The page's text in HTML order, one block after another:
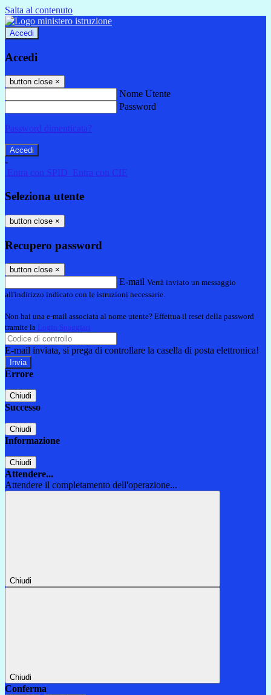
Salta al contenuto
Accedi
Accedi
button close ×
Nome Utente
Password
Password dimenticata?
-
Entra con SPID
Entra con CIE
Seleziona utente
button close ×
Recupero password
button close ×
E-mail Verrà inviato un messaggio
all'indirizzo indicato con le istruzioni necessarie.
Non hai una e-mail associata al nome utente? Effettua il reset della password
tramite la Login Spaggiari
E-mail inviata, si prega di controllare la casella di posta elettronica!
Errore
Chiudi
Successo
Chiudi
Informazione
Chiudi
Attendere...
Attendere il completamento dell'operazione...
Chiudi
Chiudi
Conferma